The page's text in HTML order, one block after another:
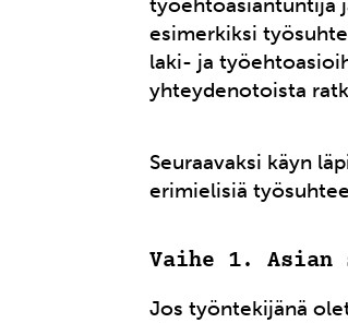
työehtoasiantuntija
esimerkiksi
laki- ja
yhteydenotoista
Seuraavaksi käyn
erimielisiä
Vaihe 1.
Jos työntekijänä